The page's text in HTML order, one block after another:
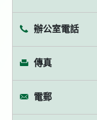
辦公室電話
傳真
電郵